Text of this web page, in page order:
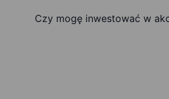
Czy mogę inwestować w